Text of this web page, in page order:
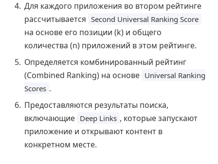
Для каждого приложения во втором рейтинге
рассчитывается Second Universal Ranking Score
на основе его позиции (k) и общего
количества (n) приложений в этом рейтинге.
Определяется комбинированный рейтинг
(Combined Ranking) на основе Universal Ranking
Scores .
Предоставляются результаты поиска,
включающие Deep Links , которые запускают
приложение и открывают контент в
конкретном месте.